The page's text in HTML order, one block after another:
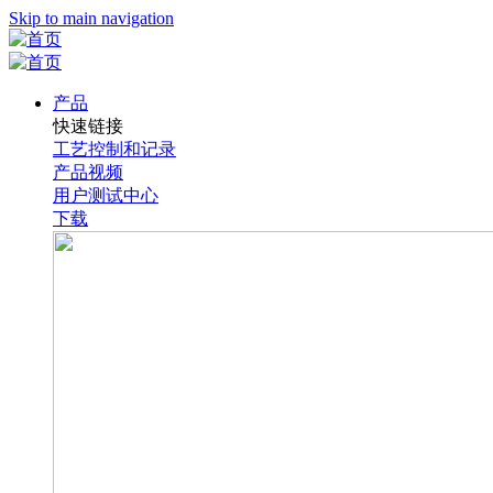
Skip to main navigation
产品
快速链接
工艺控制和记录
产品视频
用户测试中心
下载